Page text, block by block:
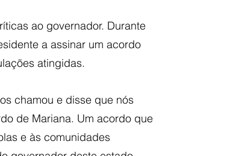
ao governador. Durante
a assinar um acordo
atingidas.
chamou e disse que nós
de Mariana. Um acordo que
e às comunidades